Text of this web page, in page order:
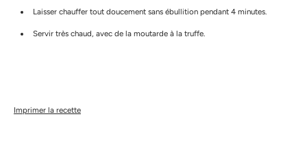
Laisser chauffer tout doucement sans ébullition pendant 4 minutes.
Servir très chaud, avec de la moutarde à la truffe.
Imprimer la recette